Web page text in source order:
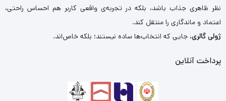
نظر ظاهری جذاب باشد، بلکه در تجربه‌ی واقعی کاربر هم احساس راحتی،
اعتماد و ماندگاری را منتقل کند.
ژولی گالری، جایی که انتخاب‌ها ساده نیستند؛ بلکه خاص‌اند.
پرداخت آنلاین